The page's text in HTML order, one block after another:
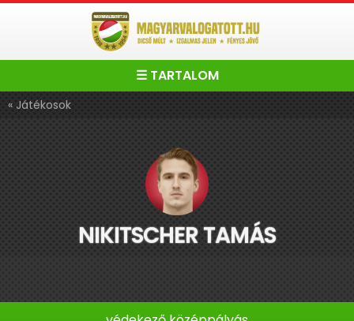
☰ TARTALOM
« Játékosok
NIKITSCHER TAMÁS